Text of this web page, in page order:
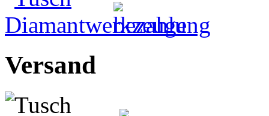
Versand